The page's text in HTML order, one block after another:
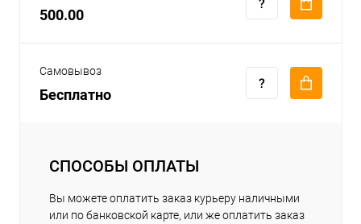
500.00
Самовывоз
Бесплатно
СПОСОБЫ ОПЛАТЫ
Вы можете оплатить заказ курьеру наличными
или по банковской карте, или же оплатить заказ